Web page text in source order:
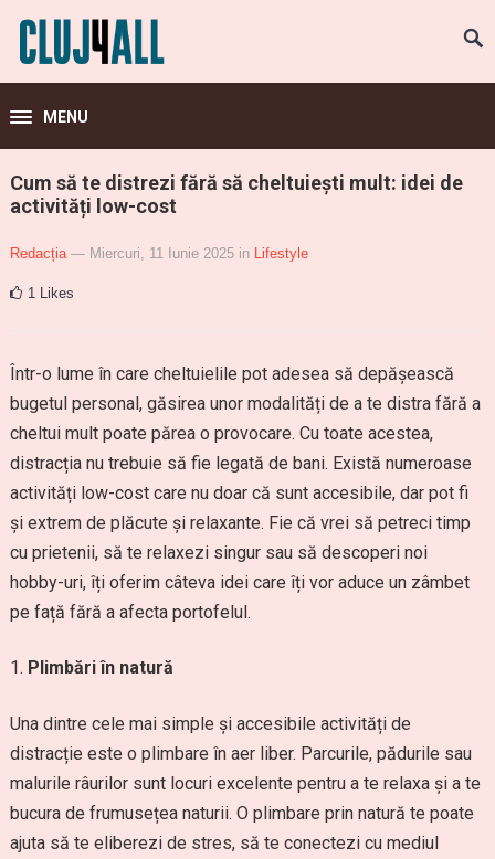
MENU
Cum să te distrezi fără să cheltuiești mult: idei de
activități low-cost
Redacția — Miercuri, 11 Iunie 2025 in Lifestyle
1 Likes
Într-o lume în care cheltuielile pot adesea să depășească
bugetul personal, găsirea unor modalități de a te distra fără a
cheltui mult poate părea o provocare. Cu toate acestea,
distracția nu trebuie să fie legată de bani. Există numeroase
activități low-cost care nu doar că sunt accesibile, dar pot fi
și extrem de plăcute și relaxante. Fie că vrei să petreci timp
cu prietenii, să te relaxezi singur sau să descoperi noi
hobby-uri, îți oferim câteva idei care îți vor aduce un zâmbet
pe față fără a afecta portofelul.
Plimbări în natură
Una dintre cele mai simple și accesibile activități de
distracție este o plimbare în aer liber. Parcurile, pădurile sau
malurile râurilor sunt locuri excelente pentru a te relaxa și a te
bucura de frumusețea naturii. O plimbare prin natură te poate
ajuta să te eliberezi de stres, să te conectezi cu mediul